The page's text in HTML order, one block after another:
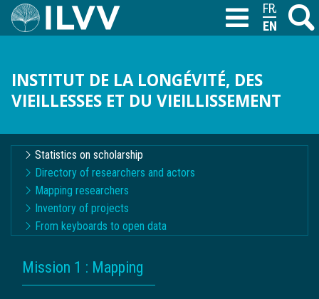
Skip
Search
M
INSTITUT DE LA LONGÉVITÉ, DES
VIEILLESSES ET DU VIEILLISSEMENT
T
Navigation
contextuelle
Statistics on scholarship
Directory of researchers and actors
Mapping researchers
Inventory of projects
From keyboards to open data
BREADCRUMB
Mission 1 : Mapping
FRANÇAIS
ENGLISH